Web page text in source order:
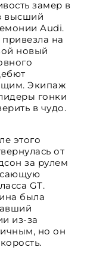
замер в
высший
Audi.
на
новый
Экипаж
гонки
в чудо.
этого
от
за рулем
GT.
была
из-за
но он